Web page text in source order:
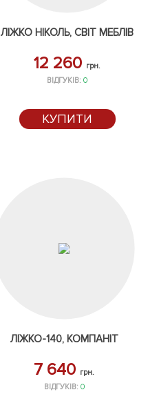
ЛІЖКО НІКОЛЬ, СВІТ МЕБЛІВ
12 260 грн.
ВІДГУКІВ:0
КУПИТИ
ЛІЖКО-140, КОМПАНІТ
7 640 грн.
ВІДГУКІВ: 0